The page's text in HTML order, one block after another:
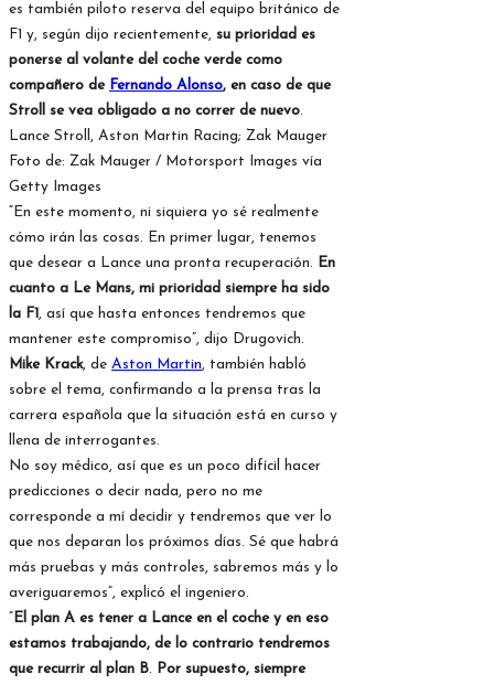
es también piloto reserva del equipo británico de
F1 y, según dijo recientemente, su prioridad es
ponerse al volante del coche verde como
compañero de Fernando Alonso, en caso de que
Stroll se vea obligado a no correr de nuevo.
Lance Stroll, Aston Martin Racing; Zak Mauger
Foto de: Zak Mauger / Motorsport Images vía
Getty Images
“En este momento, ni siquiera yo sé realmente
cómo irán las cosas. En primer lugar, tenemos
que desear a Lance una pronta recuperación.
En
cuanto a Le Mans, mi prioridad siempre ha sido
la F1 , así que hasta entonces tendremos que
mantener este compromiso”, dijo Drugovich.
Mike Krack, de Aston Martin, también habló
sobre el tema, confirmando a la prensa tras la
carrera española que la situación está en curso y
llena de interrogantes.
No soy médico, así que es un poco difícil hacer
predicciones o decir nada, pero no me
corresponde a mí decidir y tendremos que ver lo
que nos deparan los próximos días. Sé que habrá
más pruebas y más controles, sabremos más y lo
averiguaremos”, explicó el ingeniero.
El plan A es tener a Lance en el coche y en eso
estamos trabajando, de lo contrario tendremos
que recurrir al plan B. Por supuesto, siempre